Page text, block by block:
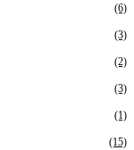
(6)
(3)
(2)
(3)
(1)
(15)